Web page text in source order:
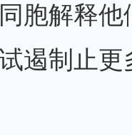
胞解释他
遏制止更